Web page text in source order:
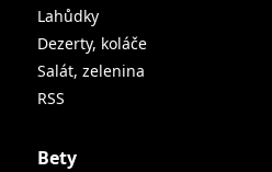
Lahůdky
Dezerty, koláče
Salát, zelenina
RSS
Bety